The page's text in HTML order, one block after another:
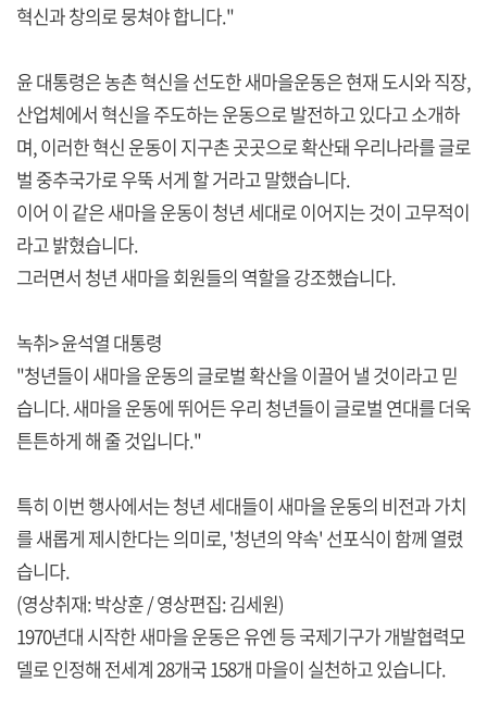
혁신과 창의로 뭉쳐야 합니다."
윤 대통령은 농촌 혁신을 선도한 새마을운동은 현재 도시와 직장,
산업체에서 혁신을 주도하는 운동으로 발전하고 있다고 소개하
며, 이러한 혁신 운동이 지구촌 곳곳으로 확산돼 우리나라를 글로
벌 중추국가로 우뚝 서게 할 거라고 말했습니다.
이어 이 같은 새마을 운동이 청년 세대로 이어지는 것이 고무적이
라고 밝혔습니다.
그러면서 청년 새마을 회원들의 역할을 강조했습니다.
녹취> 윤석열 대통령
"청년들이 새마을 운동의 글로벌 확산을 이끌어 낼 것이라고 믿
습니다. 새마을 운동에 뛰어든 우리 청년들이 글로벌 연대를 더욱
튼튼하게 해 줄 것입니다."
특히 이번 행사에서는 청년 세대들이 새마을 운동의 비전과 가치
를 새롭게 제시한다는 의미로, '청년의 약속' 선포식이 함께 열렸
습니다.
(영상취재: 박상훈 / 영상편집: 김세원)
1970년대 시작한 새마을 운동은 유엔 등 국제기구가 개발협력모
델로 인정해 전세계 28개국 158개 마을이 실천하고 있습니다.